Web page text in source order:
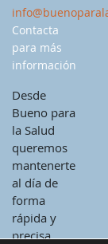
Contacta
para más
información
Desde
Bueno para
la Salud
queremos
mantenerte
al día de
forma
rápida y
precisa.